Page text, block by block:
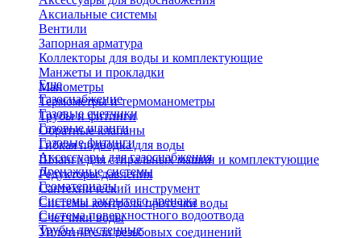
Аксиальные системы
Вентили
Запорная арматура
Коллекторы для воды и комплектующие
Манжеты и прокладки
Манометры
Термометры и термоманометры
Трубы и фитинги
Обратные клапаны
Гибкая подводка для воды
Шланги для стиральных машин и комплектующие
Редукторы давления
Сантехнический инструмент
Системы контроля протечки воды
Счетчики воды
Уплотнители резьбовых соединений
Еще
Газоснабжение
Газовые счетчики
Газовые шланги
Газовые фитинги
Аксессуары для газоснабжения
Дренажные системы
Геоматериалы
Системы закрытого дренажа
Система поверхностного водоотвода
Трубы двустенные